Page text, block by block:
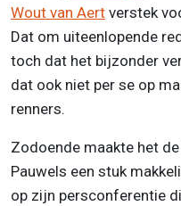
Wout van Aert verstek
Dat om uiteenlopende
toch dat het bijzonder
dat ook niet per se op
renners.
Zodoende maakte het
Pauwels een stuk
op zijn persconferentie